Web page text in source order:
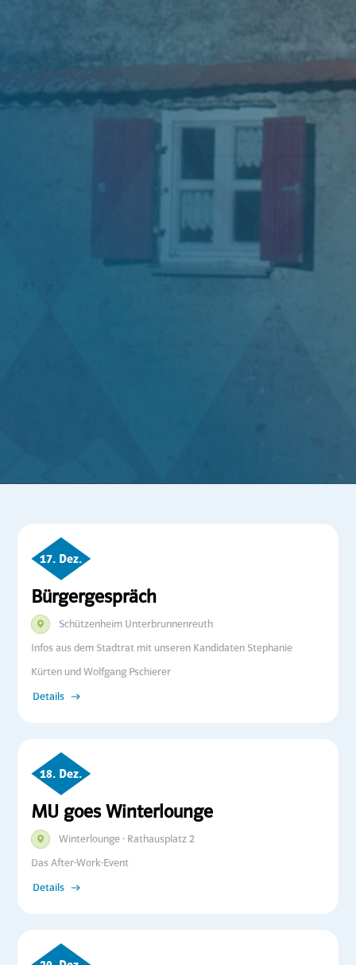
17. Dez.
Bürgergespräch
Schützenheim Unterbrunnenreuth
Infos aus dem Stadtrat mit unseren Kandidaten Stephanie
Kürten und Wolfgang Pschierer
Details
18. Dez.
MU goes Winterlounge
Winterlounge - Rathausplatz 2
Das After-Work-Event
Details